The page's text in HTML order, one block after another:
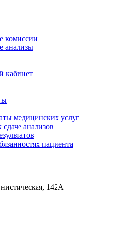
комиссии
анализы
кабинет
медицинских услуг
анализов
пациента
142А